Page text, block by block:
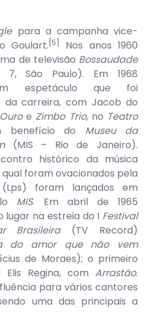
para a campanha vice-
Goulart. [5]
Nos anos 1960
de televisão Bossaudade
7, São Paulo). Em 1968
espetáculo que foi
da carreira, com Jacob do
e Zimbo Trio, no Teatro
benefício do Museu da
(MIS – Rio de Janeiro).
histórico da música
foram ovacionados pela
foram lançados em
MIS. Em abril de 1965
lugar na estreia do I Festival
Brasileira(TV Record)
do amor que não vem
de Moraes); o primeiro
Regina, com Arrastão.
para vários cantores
uma das principais a